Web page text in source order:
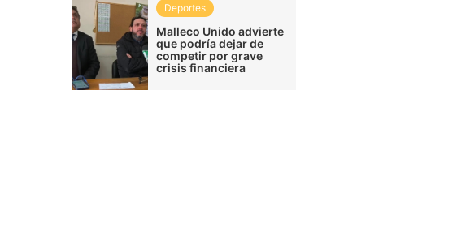
Deportes
Malleco Unido advierte
que podría dejar de
competir por grave
crisis financiera